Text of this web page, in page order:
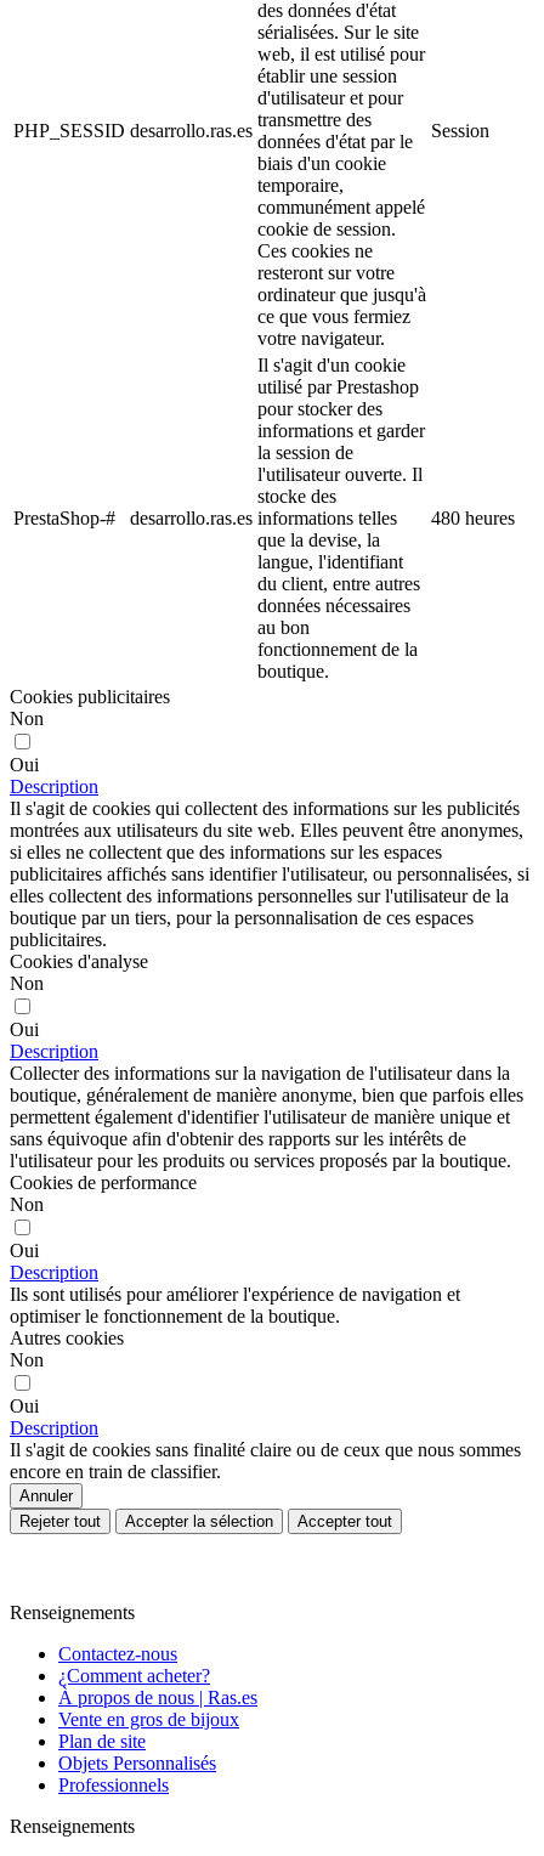
PHP_SESSID desarrollo.ras.es
des données d'état
sérialisées. Sur le site
web, il est utilisé pour
établir une session
d'utilisateur et pour
transmettre des
données d'état par le
biais d'un cookie
temporaire,
communément appelé
cookie de session.
Ces cookies ne
resteront sur votre
ordinateur que jusqu'à
ce que vous fermiez
votre navigateur.
Session
PrestaShop-# desarrollo.ras.es
Il s'agit d'un cookie
utilisé par Prestashop
pour stocker des
informations et garder
la session de
l'utilisateur ouverte. Il
stocke des
informations telles
que la devise, la
langue, l'identifiant
du client, entre autres
données nécessaires
au bon
fonctionnement de la
boutique.
480 heures
Cookies publicitaires
Non
Oui
Description
Il s'agit de cookies qui collectent des informations sur les publicités
montrées aux utilisateurs du site web. Elles peuvent être anonymes,
si elles ne collectent que des informations sur les espaces
publicitaires affichés sans identifier l'utilisateur, ou personnalisées, si
elles collectent des informations personnelles sur l'utilisateur de la
boutique par un tiers, pour la personnalisation de ces espaces
publicitaires.
Cookies d'analyse
Non
Oui
Description
Collecter des informations sur la navigation de l'utilisateur dans la
boutique, généralement de manière anonyme, bien que parfois elles
permettent également d'identifier l'utilisateur de manière unique et
sans équivoque afin d'obtenir des rapports sur les intérêts de
l'utilisateur pour les produits ou services proposés par la boutique.
Cookies de performance
Non
Oui
Description
Ils sont utilisés pour améliorer l'expérience de navigation et
optimiser le fonctionnement de la boutique.
Autres cookies
Non
Oui
Description
Il s'agit de cookies sans finalité claire ou de ceux que nous sommes
encore en train de classifier.
Annuler
Rejeter tout
Accepter la sélection Accepter tout
Renseignements
Contactez-nous
¿Comment acheter?
À propos de nous | Ras.es
Vente en gros de bijoux
Plan de site
Objets Personnalisés
Professionnels
Renseignements